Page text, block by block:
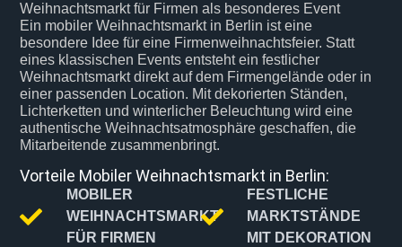
Weihnachtsmarkt für Firmen als besonderes Event
Ein mobiler Weihnachtsmarkt in Berlin ist eine
besondere Idee für eine Firmenweihnachtsfeier. Statt
eines klassischen Events entsteht ein festlicher
Weihnachtsmarkt direkt auf dem Firmengelände oder in
einer passenden Location. Mit dekorierten Ständen,
Lichterketten und winterlicher Beleuchtung wird eine
authentische Weihnachtsatmosphäre geschaffen, die
Mitarbeitende zusammenbringt.
Vorteile Mobiler Weihnachtsmarkt in Berlin:
MOBILER
WEIHNACHTSMARKT
FÜR FIRMEN
FESTLICHE
MARKTSTÄNDE
MIT DEKORATION